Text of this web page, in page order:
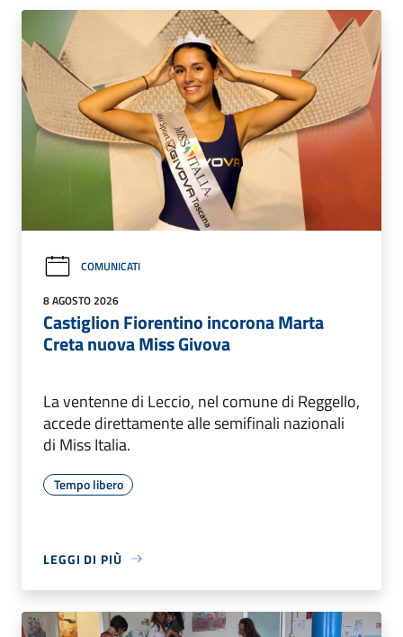
COMUNICATI
8 AGOSTO 2026
Castiglion Fiorentino incorona Marta
Creta nuova Miss Givova
La ventenne di Leccio, nel comune di Reggello,
accede direttamente alle semifinali nazionali
di Miss Italia.
Tempo libero
LEGGI DI PIÙ